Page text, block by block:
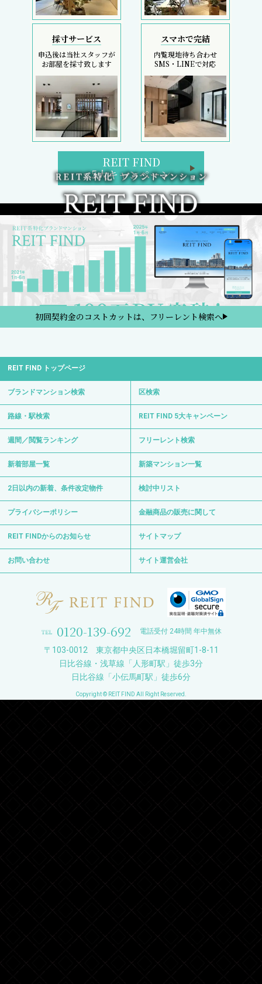
採寸サービス
申込後は当社スタッフが
お部屋を採寸致します
スマホで完結
内覧現地待ち合わせ
SMS・LINEで対応
REIT FIND
5大キャンペーン
初回契約金のコストカットは、フリーレント検索へ
REIT FIND トップページ
ブランドマンション検索 区検索
路線・駅検索 REIT FIND 5大キャンペーン
週間／閲覧ランキング フリーレント検索
新着部屋一覧 新築マンション一覧
2日以内の新着、条件改定物件 検討中リスト
プライバシーポリシー 金融商品の販売に関して
REIT FINDからのお知らせ サイトマップ
お問い合わせ サイト運営会社
0120-139-692 電話受付 24時間 年中無休
〒103-0012 東京都中央区日本橋堀留町1-8-11
日比谷線・浅草線「人形町駅」徒歩3分
日比谷線「小伝馬町駅」徒歩6分
Copyright © REIT FIND All Right Reserved.